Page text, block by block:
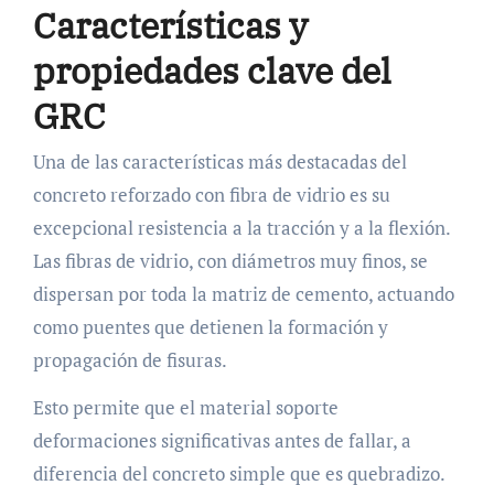
Características y
propiedades clave del
GRC
Una de las características más destacadas del
concreto reforzado con fibra de vidrio es su
excepcional resistencia a la tracción y a la flexión.
Las fibras de vidrio, con diámetros muy finos, se
dispersan por toda la matriz de cemento, actuando
como puentes que detienen la formación y
propagación de fisuras.
Esto permite que el material soporte
deformaciones significativas antes de fallar, a
diferencia del concreto simple que es quebradizo.